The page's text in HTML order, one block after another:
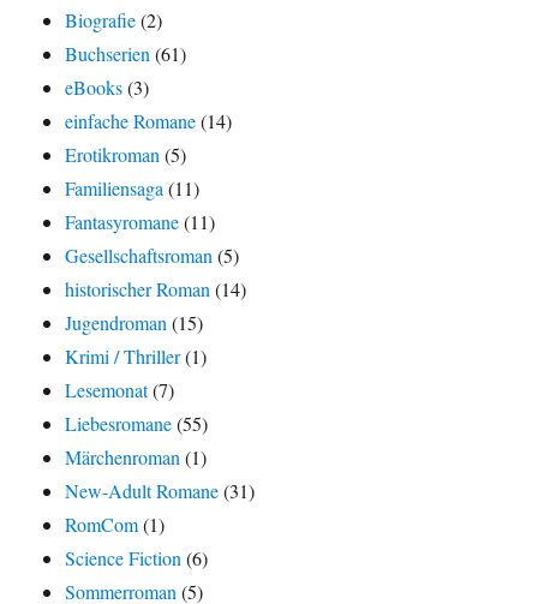
Biografie(2)
Buchserien (61)
eBooks(3)
einfache Romane(14)
Erotikroman (5)
Familiensaga (11)
Fantasyromane(11)
Gesellschaftsroman (5)
historischer Roman (14)
Jugendroman (15)
Krimi / Thriller(1)
Lesemonat(7)
Liebesromane(55)
Märchenroman (1)
New-Adult Romane(31)
RomCom(1)
Science Fiction (6)
Sommerroman (5)